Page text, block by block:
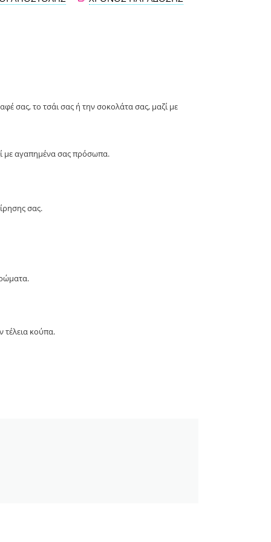
σας, το τσάι σας ή την σοκολάτα σας, μαζί με
με αγαπημένα σας πρόσωπα.
σας.
τέλεια κούπα.